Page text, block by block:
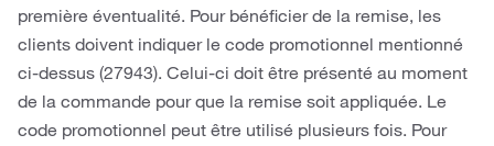
première éventualité. Pour bénéficier de la remise, les
clients doivent indiquer le code promotionnel mentionné
ci-dessus (27943). Celui-ci doit être présenté au moment
de la commande pour que la remise soit appliquée. Le
code promotionnel peut être utilisé plusieurs fois. Pour